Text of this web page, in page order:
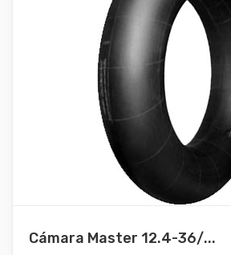
Cámara Master 12.4-36/...